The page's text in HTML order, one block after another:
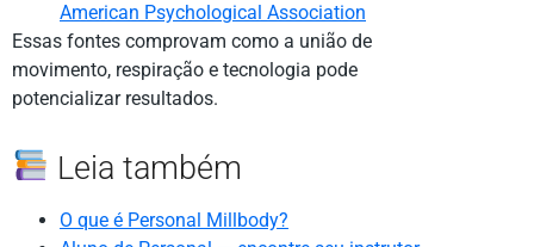
American Psychological Association
Essas fontes comprovam como a união de
movimento, respiração e tecnologia pode
potencializar resultados.
Leia também
O que é Personal Millbody?